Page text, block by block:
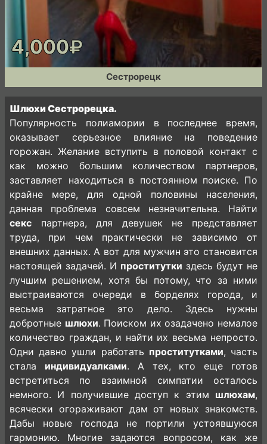
4,000
Сестрорецк
Шлюхи Сестрорецка.
Популярность полиамории в последнее время,
оказывает серьезное влияние на поведение
горожан. Желание вступить в половой контакт с
как можно большим количеством партнеров,
заставляет находиться в постоянном поиске. По
крайне мере, для одной половины населения,
данная проблема совсем незначительна. Найти
секс партнера, для девушек не представляет
труда, при чем практически не зависимо от
внешних данных. А вот для мужчин это становится
настоящей задачей. И проститутки здесь будут не
лучшим решением, хотя бы потому, что за ними
выстраиваются очереди в борделях города, и
весьма затратное это дело. Здесь нужны
добротные шлюхи. Поиском их озадачено немалое
количество граждан, и найти их весьма непросто.
Одни давно ушли работать проститутками, часть
стала индивидуалками. А тех, кто еще готов
встретиться по взаимной симпатии осталось
немного. И получившие доступ к этим шлюхам,
всячески огораживают дам от новых знакомств.
Дабы новые господа не портили устоявшуюся
гармонию. Многие задаются вопросом, как же